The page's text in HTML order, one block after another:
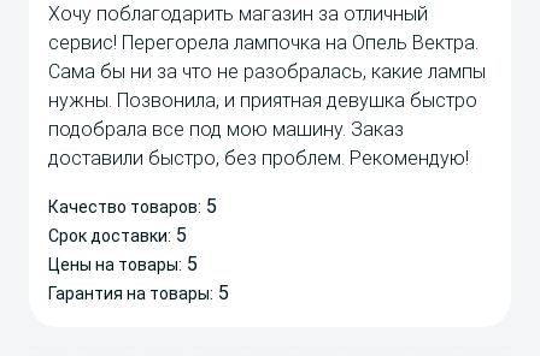
Хочу поблагодарить магазин за отличный
сервис! Перегорела лампочка на Опель Вектра.
Сама бы ни за что не разобралась, какие лампы
нужны. Позвонила, и приятная девушка быстро
подобрала все под мою машину. Заказ
доставили быстро, без проблем. Рекомендую!
Качество товаров: 5
Срок доставки: 5
Цены на товары: 5
Гарантия на товары: 5